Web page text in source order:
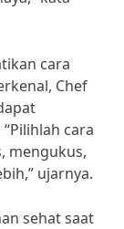
cara
Chef
cara
mengukus,
ujarnya.
sehat saat